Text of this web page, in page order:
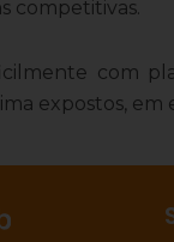
competitivas.
com
expostos,